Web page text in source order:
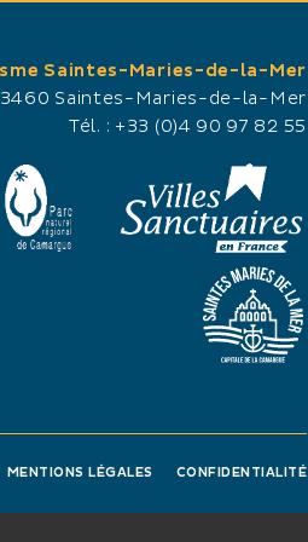
Saintes-Maries-de-la-Mer
Saintes-Maries-de-la-Mer
Tél. : +33 (0)4 90 97 82 55
MENTIONS LÉGALES CONFIDENTIALITÉ